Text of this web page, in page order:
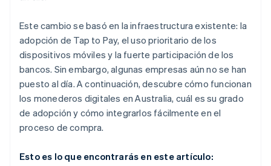
Este cambio se basó en la infraestructura existente: la
adopción de Tap to Pay, el uso prioritario de los
dispositivos móviles y la fuerte participación de los
bancos. Sin embargo, algunas empresas aún no se han
puesto al día. A continuación, descubre cómo funcionan
los monederos digitales en Australia, cuál es su grado
de adopción y cómo integrarlos fácilmente en el
proceso de compra.
Esto es lo que encontrarás en este artículo: